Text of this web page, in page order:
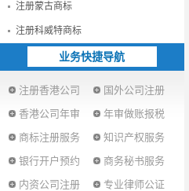
注册蒙古商标
注册科威特商标
业务快捷导航
注册香港公司
国外公司注册
香港公司年审
年审做账报税
商标注册服务
知识产权服务
银行开户预约
商务秘书服务
内资公司注册
专业律师公证